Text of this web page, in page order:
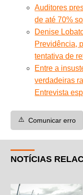
Auditores
de até 70%
Denise
Previdência,
tentativa de
Entre a
verdadeiras
Entrevista
⚠️ Comunicar erro
NOTÍCIAS